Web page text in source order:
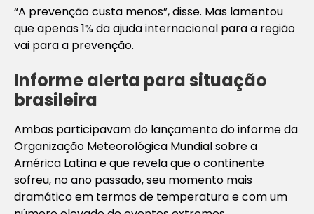
“A prevenção custa menos”, disse. Mas lamentou
que apenas 1% da ajuda internacional para a região
vai para a prevenção.
Informe alerta para situação
brasileira
Ambas participavam do lançamento do informe da
Organização Meteorológica Mundial sobre a
América Latina e que revela que o continente
sofreu, no ano passado, seu momento mais
dramático em termos de temperatura e com um